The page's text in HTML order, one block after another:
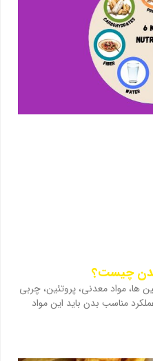
ها، مواد معدنی، پروتئین، چربی
مناسب بدن باید این مواد